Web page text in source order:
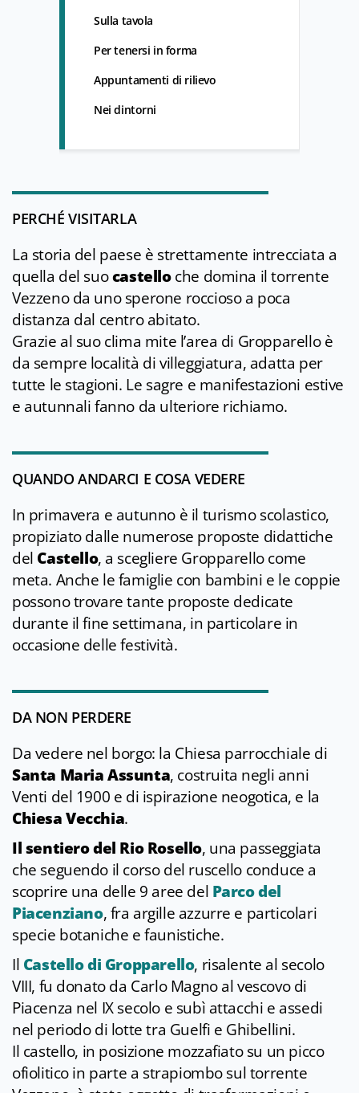
Sulla tavola
Per tenersi in forma
Appuntamenti di rilievo
Nei dintorni
PERCHÉ VISITARLA
La storia del paese è strettamente intrecciata a
quella del suocastelloche domina il torrente
Vezzeno da uno sperone roccioso a poca
distanza dal centro abitato.
Grazie al suo clima mite l’area di Gropparello è
da sempre località di villeggiatura, adatta per
tutte le stagioni. Le sagre e manifestazioni estive
e autunnali fanno da ulteriore richiamo.
QUANDO ANDARCI E COSA VEDERE
In primavera e autunno è il turismo scolastico,
propiziato dalle numerose proposte didattiche
del Castello, a scegliere Gropparello come
meta. Anche le famiglie con bambini e le coppie
possono trovare tante proposte dedicate
durante il fine settimana, in particolare in
occasione delle festività.
DA NON PERDERE
Da vedere nel borgo: la Chiesa parrocchiale di
Santa Maria Assunta, costruita negli anni
Venti del 1900 e di ispirazione neogotica, e la
Chiesa Vecchia.
Il sentiero del Rio Rosello, una passeggiata
che seguendo il corso del ruscello conduce a
scoprire una delle 9 aree del Parco del
Piacenziano, fra argille azzurre e particolari
specie botaniche e faunistiche.
Il Castello di Gropparello, risalente al secolo
VIII, fu donato da Carlo Magno al vescovo di
Piacenza nel IX secolo e subì attacchi e assedi
nel periodo di lotte tra Guelfi e Ghibellini.
Il castello, in posizione mozzafiato su un picco
ofiolitico in parte a strapiombo sul torrente